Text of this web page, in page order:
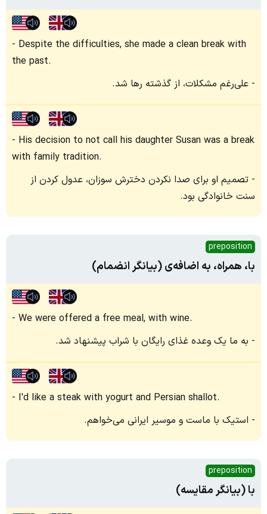
Despite the difficulties, she made a clean break with
the past.
علی‌رغم مشکلات، از گذشته رها شد.
His decision to not call his daughter Susan was a break
with family tradition.
تصمیم او برای صدا نکردن دخترش سوزان، عدول کردن از
سنت خانوادگی بود.
preposition
با، همراه، به‌ اضافه‌ی (بیانگر انضمام)
We were offered a free meal, with wine.
به ما یک وعده غذای رایگان با شراب پیشنهاد شد.
I'd like a steak with yogurt and Persian shallot.
استیک با ماست و موسیر ایرانی می‌خواهم.
preposition
با (بیانگر مقایسه)